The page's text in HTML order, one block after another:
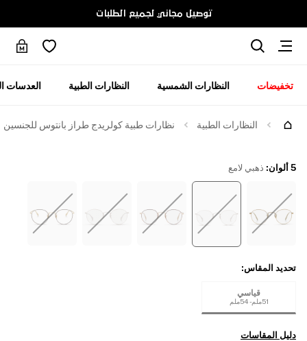
توصيل مجاني لجميع الطلبات
تخفيضات النظارات الشمسية النظارات الطبية العدسات
النظارات الطبية نظارات طبية كولريدج طراز بانتوس للجنسين
5 ألوان : ذهبي لامع
تحديد المقاس:
قياسي
51ملم - 54ملم
دليل المقاسات